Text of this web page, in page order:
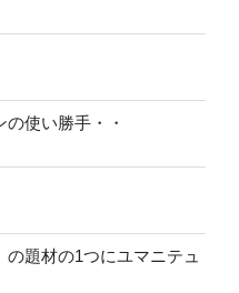
使い勝手・・
題材の1つにユマニテュ